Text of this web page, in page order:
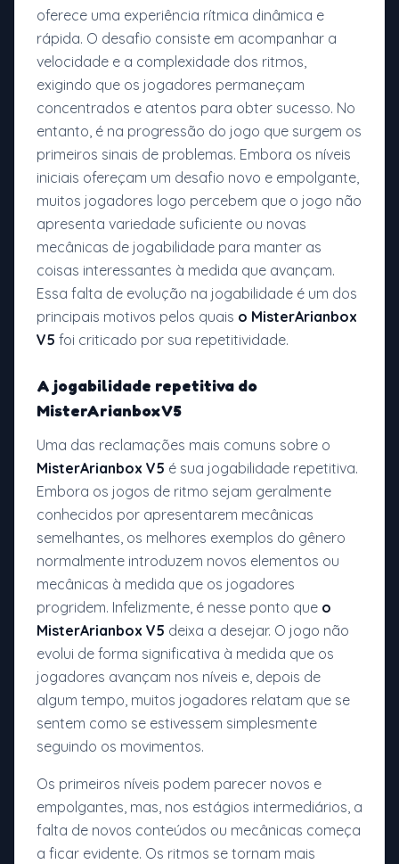
oferece uma experiência rítmica dinâmica e
rápida. O desafio consiste em acompanhar a
velocidade e a complexidade dos ritmos,
exigindo que os jogadores permaneçam
concentrados e atentos para obter sucesso. No
entanto, é na progressão do jogo que surgem os
primeiros sinais de problemas. Embora os níveis
iniciais ofereçam um desafio novo e empolgante,
muitos jogadores logo percebem que o jogo não
apresenta variedade suficiente ou novas
mecânicas de jogabilidade para manter as
coisas interessantes à medida que avançam.
Essa falta de evolução na jogabilidade é um dos
principais motivos pelos quais o MisterArianbox
V5 foi criticado por sua repetitividade.
A jogabilidade repetitiva do
MisterArianbox V5
Uma das reclamações mais comuns sobre o
MisterArianbox V5 é sua jogabilidade repetitiva.
Embora os jogos de ritmo sejam geralmente
conhecidos por apresentarem mecânicas
semelhantes, os melhores exemplos do gênero
normalmente introduzem novos elementos ou
mecânicas à medida que os jogadores
progridem. Infelizmente, é nesse ponto que o
MisterArianbox V5 deixa a desejar. O jogo não
evolui de forma significativa à medida que os
jogadores avançam nos níveis e, depois de
algum tempo, muitos jogadores relatam que se
sentem como se estivessem simplesmente
seguindo os movimentos.
Os primeiros níveis podem parecer novos e
empolgantes, mas, nos estágios intermediários, a
falta de novos conteúdos ou mecânicas começa
a ficar evidente. Os ritmos se tornam mais